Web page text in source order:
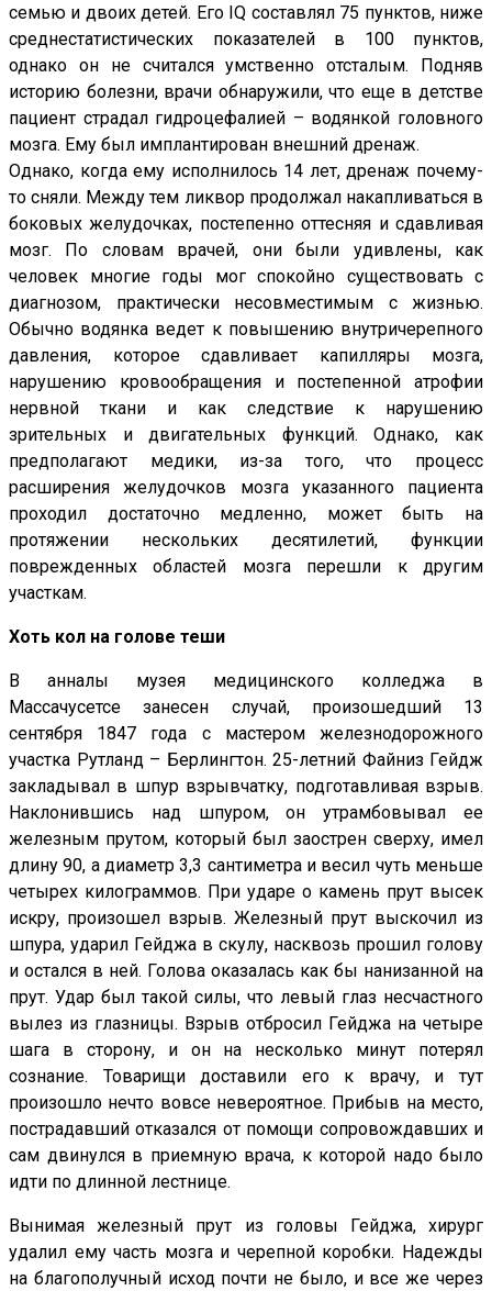
семью и двоих детей. Его IQ составлял 75 пунктов, ниже
среднестатистических показателей в 100 пунктов,
однако он не считался умственно отсталым. Подняв
историю болезни, врачи обнаружили, что еще в детстве
пациент страдал гидроцефалией – водянкой головного
мозга. Ему был имплантирован внешний дренаж.
Однако, когда ему исполнилось 14 лет, дренаж почему-
то сняли. Между тем ликвор продолжал накапливаться в
боковых желудочках, постепенно оттесняя и сдавливая
мозг. По словам врачей, они были удивлены, как
человек многие годы мог спокойно существовать с
диагнозом, практически несовместимым с жизнью.
Обычно водянка ведет к повышению внутричерепного
давления, которое сдавливает капилляры мозга,
нарушению кровообращения и постепенной атрофии
нервной ткани и как следствие к нарушению
зрительных и двигательных функций. Однако, как
предполагают медики, из-за того, что процесс
расширения желудочков мозга указанного пациента
проходил достаточно медленно, может быть на
протяжении нескольких десятилетий, функции
поврежденных областей мозга перешли к другим
участкам.
Хоть кол на голове теши
В анналы музея медицинского колледжа в
Массачусетсе занесен случай, произошедший 13
сентября 1847 года с мастером железнодорожного
участка Рутланд – Берлингтон. 25-летний Файниз Гейдж
закладывал в шпур взрывчатку, подготавливая взрыв.
Наклонившись над шпуром, он утрамбовывал ее
железным прутом, который был заострен сверху, имел
длину 90, а диаметр 3,3 сантиметра и весил чуть меньше
четырех килограммов. При ударе о камень прут высек
искру, произошел взрыв. Железный прут выскочил из
шпура, ударил Гейджа в скулу, насквозь прошил голову
и остался в ней. Голова оказалась как бы нанизанной на
прут. Удар был такой силы, что левый глаз несчастного
вылез из глазницы. Взрыв отбросил Гейджа на четыре
шага в сторону, и он на несколько минут потерял
сознание. Товарищи доставили его к врачу, и тут
произошло нечто вовсе невероятное. Прибыв на место,
пострадавший отказался от помощи сопровождавших и
сам двинулся в приемную врача, к которой надо было
идти по длинной лестнице.
Вынимая железный прут из головы Гейджа, хирург
удалил ему часть мозга и черепной коробки. Надежды
на благополучный исход почти не было, и все же через